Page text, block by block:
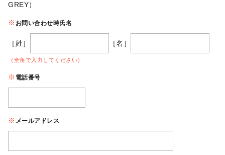
GREY）
お問い合わせ時氏名
［姓］ ［名］
（全角で入力してください）
電話番号
メールアドレス